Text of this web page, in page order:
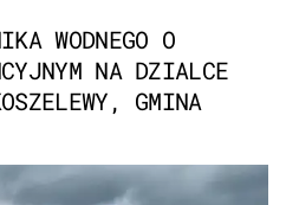
WODNEGO O
NA DZIALCE
GMINA